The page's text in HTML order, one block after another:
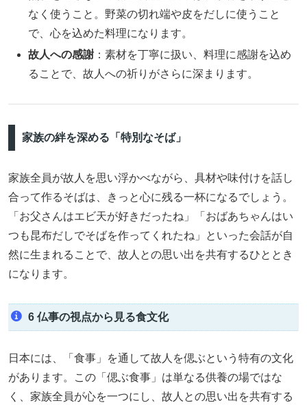
なく使うこと。野菜の切れ端や皮をだしに使うこと
で、心を込めた料理になります。
故人への感謝 ：素材を丁寧に扱い、料理に感謝を込め
ることで、故人への祈りがさらに深まります。
家族の絆を深める「特別なそば」
家族全員が故人を思い浮かべながら、具材や味付けを話し
合って作るそばは、きっと心に残る一杯になるでしょう。
「お父さんはエビ天が好きだったね」「おばあちゃんはい
つも昆布だしでそばを作ってくれたね」といった会話が自
然に生まれることで、故人との思い出を共有するひととき
になります。
6 仏事の視点から見る食文化
日本には、「食事」を通して故人を偲ぶという特有の文化
があります。この「偲ぶ食事」は単なる供養の場ではな
く、家族全員が心を一つにし、故人との思い出を共有する